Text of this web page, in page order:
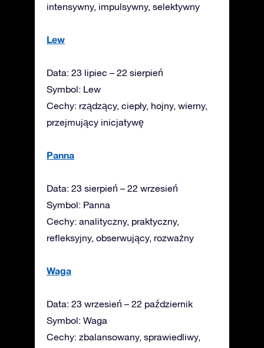
intensywny, impulsywny, selektywny
Lew
Data: 23 lipiec – 22 sierpień
Symbol: Lew
Cechy: rządzący, ciepły, hojny, wierny,
przejmujący inicjatywę
Panna
Data: 23 sierpień – 22 wrzesień
Symbol: Panna
Cechy: analityczny, praktyczny,
refleksyjny, obserwujący, rozważny
Waga
Data: 23 wrzesień – 22 październik
Symbol: Waga
Cechy: zbalansowany, sprawiedliwy,